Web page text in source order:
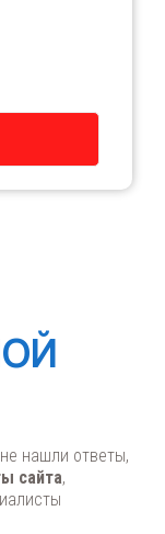
и
нашли ответы,
сайта,